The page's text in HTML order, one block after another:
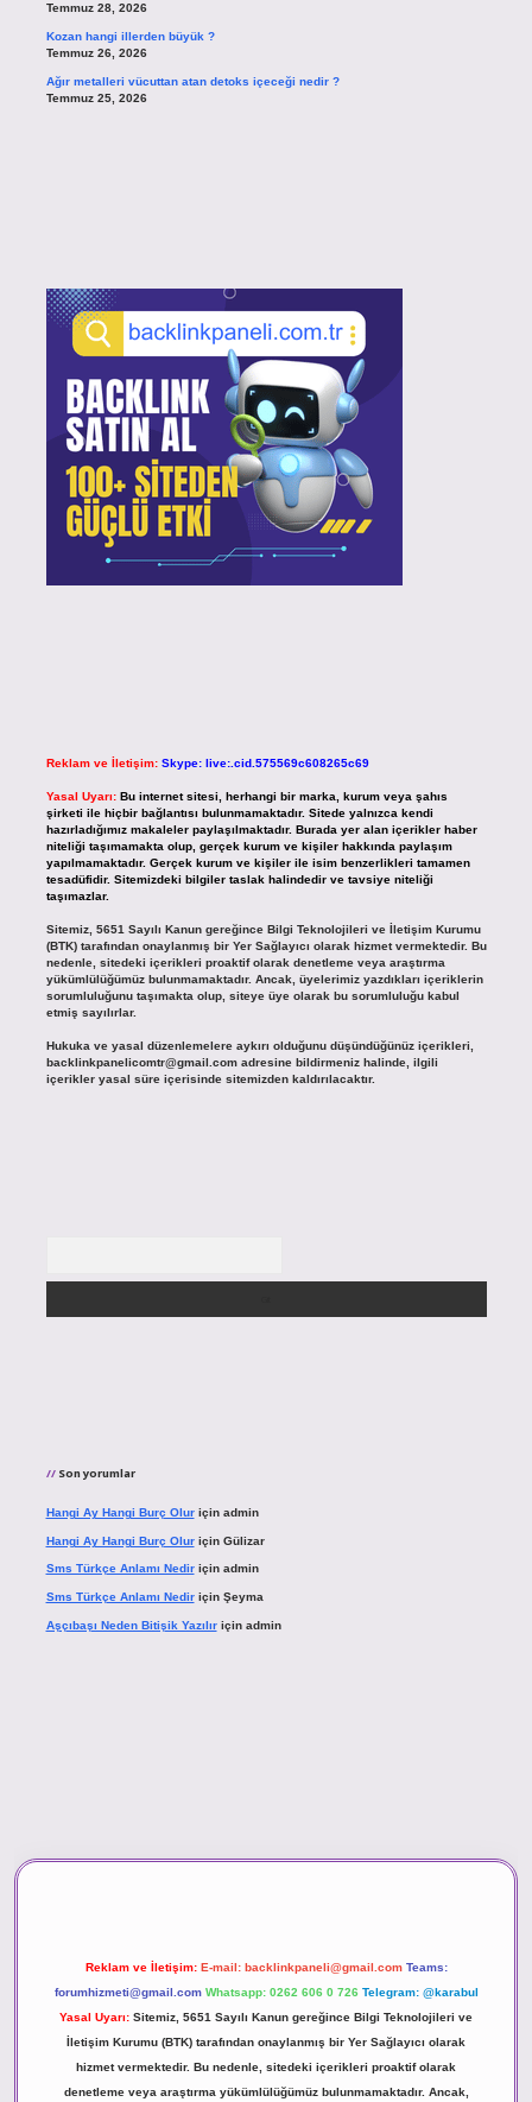
Temmuz 28, 2026
Kozan hangi illerden büyük ?
Temmuz 26, 2026
Ağır metalleri vücuttan atan detoks içeceği nedir ?
Temmuz 25, 2026
Reklam ve İletişim: Skype: live:.cid.575569c608265c69
Yasal Uyarı: Bu internet sitesi, herhangi bir marka, kurum veya şahıs
şirketi ile hiçbir bağlantısı bulunmamaktadır. Sitede yalnızca kendi
hazırladığımız makaleler paylaşılmaktadır. Burada yer alan içerikler haber
niteliği taşımamakta olup, gerçek kurum ve kişiler hakkında paylaşım
yapılmamaktadır. Gerçek kurum ve kişiler ile isim benzerlikleri tamamen
tesadüfidir. Sitemizdeki bilgiler taslak halindedir ve tavsiye niteliği
taşımazlar.
Sitemiz, 5651 Sayılı Kanun gereğince Bilgi Teknolojileri ve İletişim Kurumu
(BTK) tarafından onaylanmış bir Yer Sağlayıcı olarak hizmet vermektedir. Bu
nedenle, sitedeki içerikleri proaktif olarak denetleme veya araştırma
yükümlülüğümüz bulunmamaktadır. Ancak, üyelerimiz yazdıkları içeriklerin
sorumluluğunu taşımakta olup, siteye üye olarak bu sorumluluğu kabul
etmiş sayılırlar.
Hukuka ve yasal düzenlemelere aykırı olduğunu düşündüğünüz içerikleri,
backlinkpanelicomtr@gmail.comadresine bildirmeniz halinde, ilgili
içerikler yasal süre içerisinde sitemizden kaldırılacaktır.
Son yorumlar
Hangi Ay Hangi Burç Oluriçin admin
Hangi Ay Hangi Burç Oluriçin Gülizar
Sms Türkçe Anlamı Nediriçin admin
Sms Türkçe Anlamı Nediriçin Şeyma
Aşçıbaşı Neden Bitişik Yazılıriçin admin
Reklam ve İletişim: E-mail: backlinkpaneli@gmail.com Teams:
forumhizmeti@gmail.com Whatsapp: 0262 606 0 726 Telegram: @karabul
Yasal Uyarı: Sitemiz, 5651 Sayılı Kanun gereğince Bilgi Teknolojileri ve
İletişim Kurumu (BTK) tarafından onaylanmış bir Yer Sağlayıcı olarak
hizmet vermektedir. Bu nedenle, sitedeki içerikleri proaktif olarak
denetleme veya araştırma yükümlülüğümüz bulunmamaktadır. Ancak,